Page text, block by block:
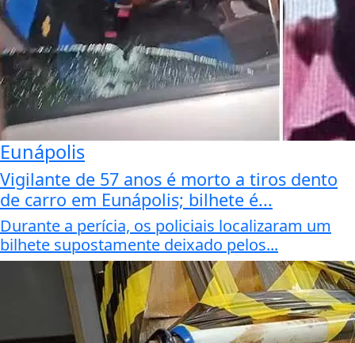
Eunápolis
Vigilante de 57 anos é morto a tiros dento
de carro em Eunápolis; bilhete é...
Durante a perícia, os policiais localizaram um
bilhete supostamente deixado pelos...